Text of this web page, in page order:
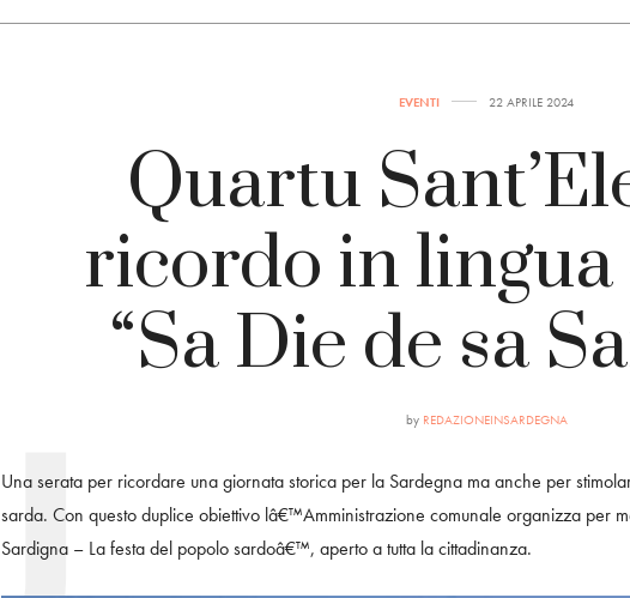
EVENTI 22 APRILE 2024
Quartu
ricordo in lingua
“Sa Die de sa
by REDAZIONEINSARDEGNA
Una serata per ricordare una giornata storica per la Sardegna ma anche per
sarda. Con questo duplice obiettivo lâ€™Amministrazione comunale organizza
Sardigna – La festa del popolo sardoâ€™, aperto a tutta la cittadinanza.